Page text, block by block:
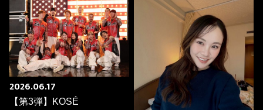
2026.06.17
【第3弾】KOSÉ